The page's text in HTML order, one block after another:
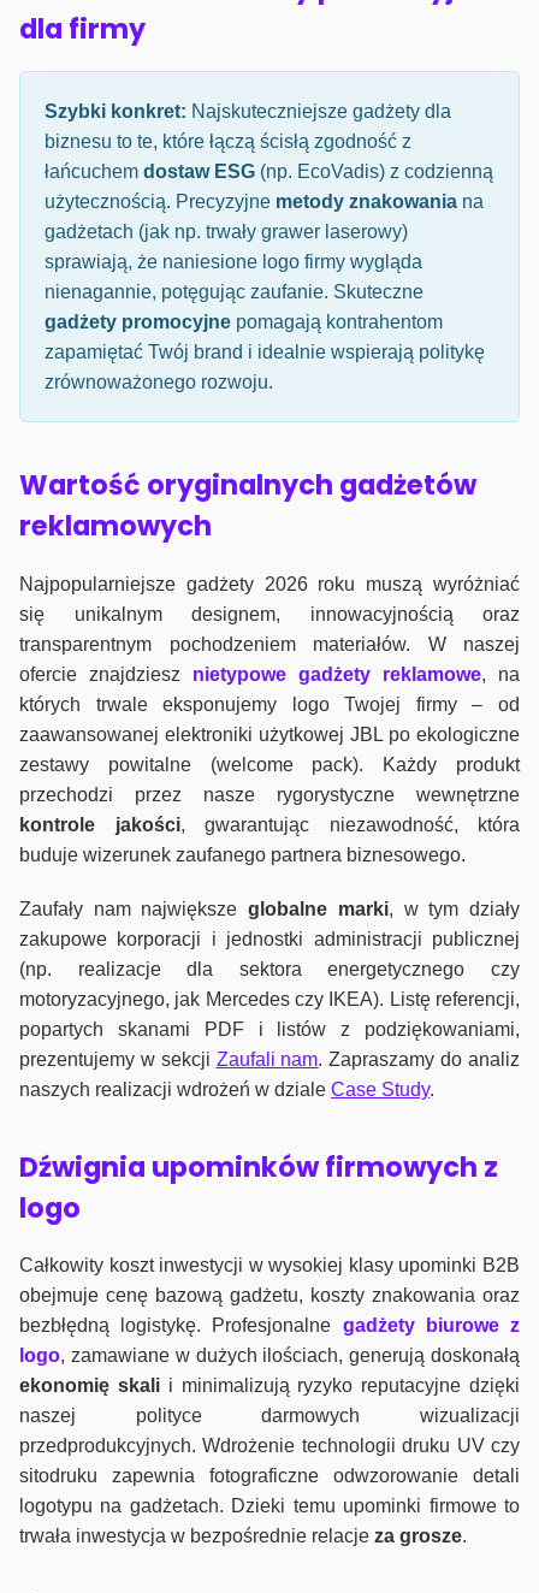
dla firmy
Szybki konkret: Najskuteczniejsze gadżety dla
biznesu to te, które łączą ścisłą zgodność z
łańcuchem dostaw ESG (np. EcoVadis) z codzienną
użytecznością. Precyzyjne metody znakowania na
gadżetach (jak np. trwały grawer laserowy)
sprawiają, że naniesione logo firmy wygląda
nienagannie, potęgując zaufanie. Skuteczne
gadżety promocyjne pomagają kontrahentom
zapamiętać Twój brand i idealnie wspierają politykę
zrównoważonego rozwoju.
Wartość oryginalnych gadżetów
reklamowych
Najpopularniejsze gadżety 2026 roku muszą wyróżniać
się unikalnym designem, innowacyjnością oraz
transparentnym pochodzeniem materiałów. W naszej
ofercie znajdziesz nietypowe gadżety reklamowe, na
których trwale eksponujemy logo Twojej firmy – od
zaawansowanej elektroniki użytkowej JBL po ekologiczne
zestawy powitalne (welcome pack). Każdy produkt
przechodzi przez nasze rygorystyczne wewnętrzne
kontrole jakości, gwarantując niezawodność, która
buduje wizerunek zaufanego partnera biznesowego.
Zaufały nam największeglobalne marki, w tym działy
zakupowe korporacji i jednostki administracji publicznej
(np. realizacje dla sektora energetycznego czy
motoryzacyjnego, jak Mercedes czy IKEA). Listę referencji,
popartych skanami PDF i listów z podziękowaniami,
prezentujemy w sekcji Zaufali nam. Zapraszamy do analiz
naszych realizacji wdrożeń w dziale Case Study.
Dźwignia upominków firmowych z
logo
Całkowity koszt inwestycji w wysokiej klasy upominki B2B
obejmuje cenę bazową gadżetu, koszty znakowania oraz
bezbłędną logistykę. Profesjonalne gadżety biurowe z
logo, zamawiane w dużych ilościach, generują doskonałą
ekonomię skalii minimalizują ryzyko reputacyjne dzięki
naszej polityce darmowych wizualizacji
przedprodukcyjnych. Wdrożenie technologii druku UV czy
sitodruku zapewnia fotograficzne odwzorowanie detali
logotypu na gadżetach. Dzieki temu upominki firmowe to
trwała inwestycja w bezpośrednie relacje za grosze.